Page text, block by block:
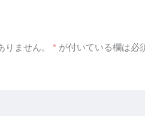
ません。 * が付いている欄は必